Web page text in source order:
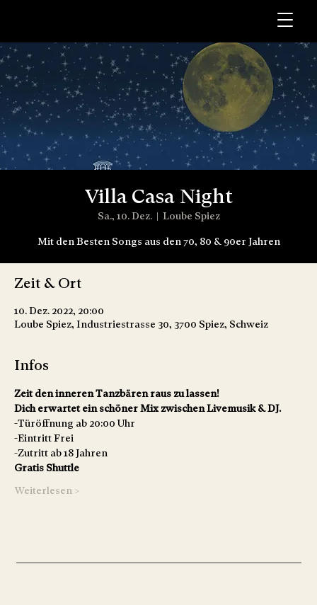
Villa Casa Night
Sa., 10. Dez.
  |
Loube Spiez
Mit den Besten Songs aus den 70, 80 & 90er Jahren
Zeit & Ort
10. Dez. 2022, 20:00
Loube Spiez, Industriestrasse 30, 3700 Spiez, Schweiz
Infos
Zeit den inneren Tanzbären raus zu lassen!
Dich erwartet ein schöner Mix zwischen Livemusik & DJ.
-Türöffnung ab 20:00 Uhr
-Eintritt Frei
-Zutritt ab 18 Jahren
Gratis Shuttle
Weiterlesen >